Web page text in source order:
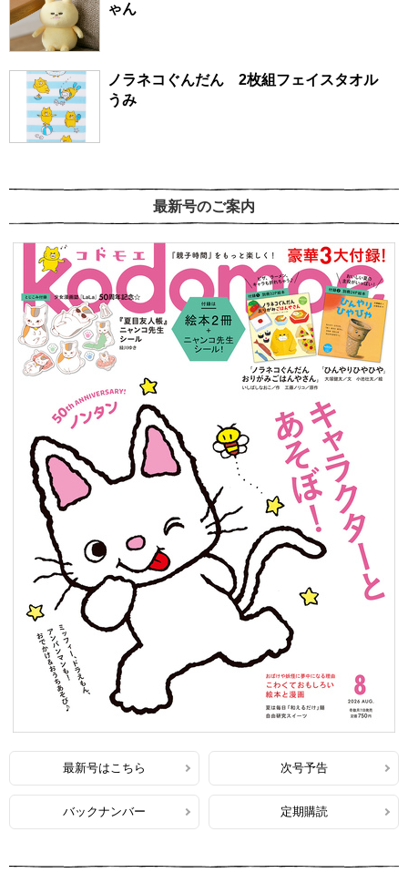
ゃん
ノラネコぐんだん 2枚組フェイスタオル
うみ
最新号のご案内
最新号はこちら 次号予告
バックナンバー 定期購読